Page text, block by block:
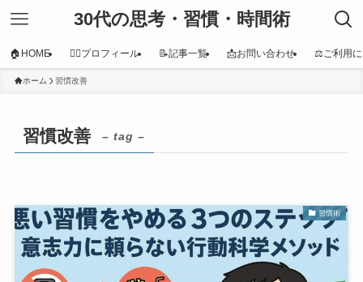
30代の思考・習慣・時間術
🏠HOME 👩‍⚕️プロフィール 📝記事一覧 📩お問い合わせ ⚖️ご利用
ホーム 習慣改善
習慣改善 – tag –
習慣術